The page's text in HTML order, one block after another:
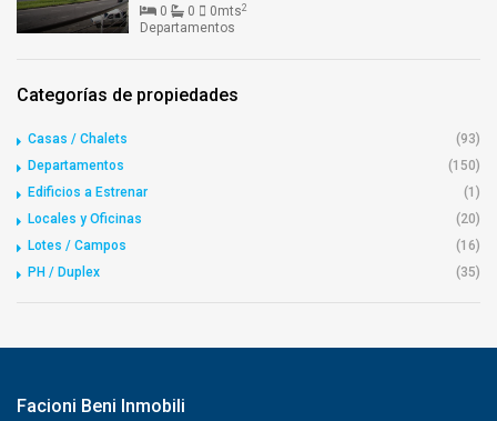
0 0 0mts2
Departamentos
Categorías de propiedades
Casas / Chalets
(93)
Departamentos
(150)
Edificios a Estrenar
(1)
Locales y Oficinas
(20)
Lotes / Campos
(16)
PH / Duplex
(35)
Facioni Beni Inmobili